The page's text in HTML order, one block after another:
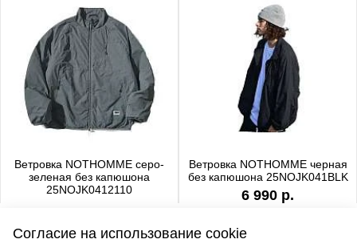
Ветровка NOTHOMME серо-
зеленая без капюшона
25NOJK0412110
Ветровка NOTHOMME черная
без капюшона 25NOJK041BLK
6 990 р.
Согласие на использование cookie